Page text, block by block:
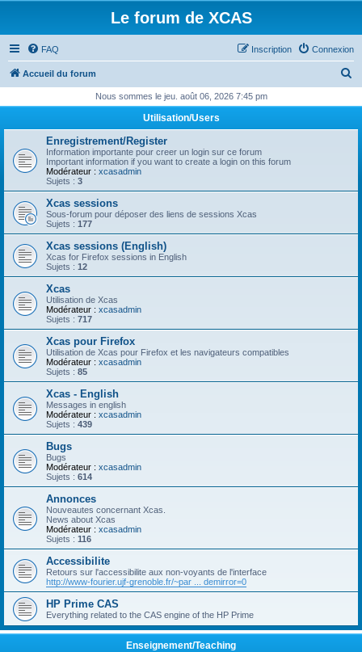
Le forum de XCAS
FAQ Connexion
Inscription
Accueil du forum
h
c
Nous sommes le jeu. août 06, 2026 7:45 pm
Utilisation/Users
Enregistrement/Register
Information importante pour creer un login sur ce forum
Important information if you want to create a login on this forum
Modérateur : xcasadmin
Sujets : 3
Xcas sessions
Sous-forum pour déposer des liens de sessions Xcas
Sujets : 177
Xcas sessions (English)
Xcas for Firefox sessions in English
Sujets : 12
Xcas
Utilisation de Xcas
Modérateur : xcasadmin
Sujets : 717
Xcas pour Firefox
Utilisation de Xcas pour Firefox et les navigateurs compatibles
Modérateur : xcasadmin
Sujets : 85
Xcas - English
Messages in english
Modérateur : xcasadmin
Sujets : 439
Bugs
Bugs
Modérateur : xcasadmin
Sujets : 614
Annonces
Nouveautes concernant Xcas.
News about Xcas
Modérateur : xcasadmin
Sujets : 116
Accessibilite
Retours sur l'accessibilite aux non-voyants de l'interface
http://www-fourier.ujf-grenoble.fr/~par ... demirror=0
HP Prime CAS
Everything related to the CAS engine of the HP Prime
Enseignement/Teaching